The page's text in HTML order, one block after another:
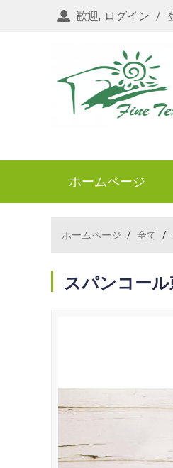
歓迎, ログイン /
ホームページ
ホームページ / 全て /
スパンコー